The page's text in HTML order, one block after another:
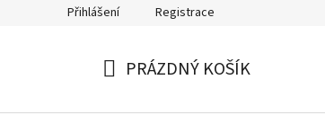
Přihlášení Registrace
PRÁZDNÝ KOŠÍK